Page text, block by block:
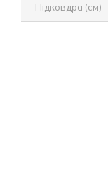
Підковдра (см)